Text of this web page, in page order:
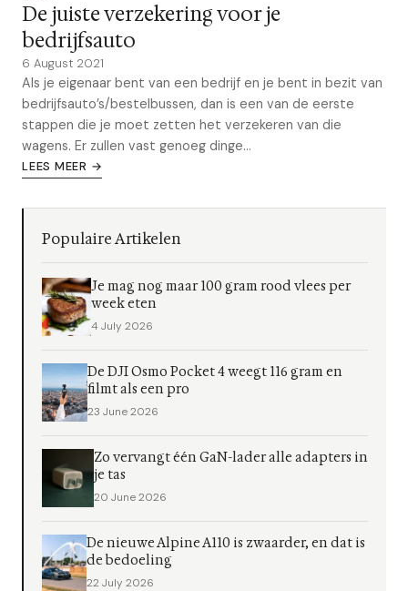
De juiste verzekering voor je
bedrijfsauto
6 August 2021
Als je eigenaar bent van een bedrijf en je bent in bezit van
bedrijfsauto’s/bestelbussen, dan is een van de eerste
stappen die je moet zetten het verzekeren van die
wagens. Er zullen vast genoeg dinge...
LEES MEER →
Populaire Artikelen
Je mag nog maar 100 gram rood vlees per
week eten
4 July 2026
De DJI Osmo Pocket 4 weegt 116 gram en
filmt als een pro
23 June 2026
Zo vervangt één GaN-lader alle adapters in
je tas
20 June 2026
De nieuwe Alpine A110 is zwaarder, en dat is
de bedoeling
22 July 2026